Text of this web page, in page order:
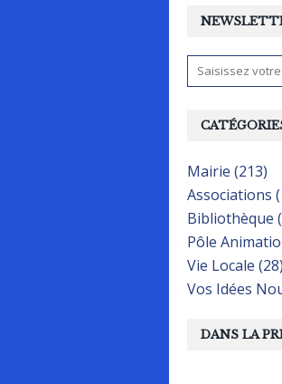
Mairie (213)
Associations
Bibliothèque
Pôle
Vie Locale (28)
Vos Idées
DANS LA